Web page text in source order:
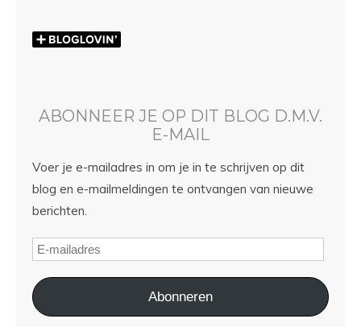
ABONNEER JE OP DIT BLOG D.M.V.
E-MAIL
Voer je e-mailadres in om je in te schrijven op dit
blog en e-mailmeldingen te ontvangen van nieuwe
berichten.
Abonneren